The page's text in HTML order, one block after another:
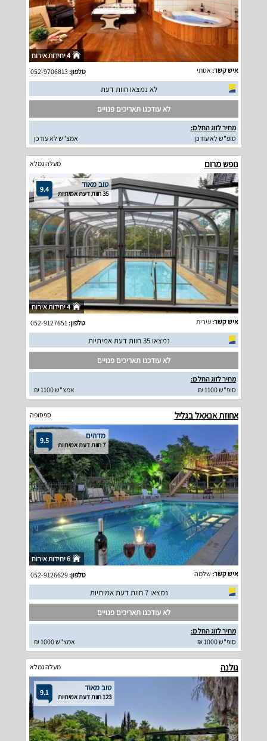
4 יחידות אירוח
איש קשר: אסתי טלפון:052-9706813
לא נמצאו חוות דעת
לא עודכנו תאריכים פנויים
מחיר לזוג החל מ:
סופ"ש לא עודכן
אמצ"ש לא עודכן
נופש מרום מעלה גמלא
9.4 טוב מאוד
35 חוות דעת אמיתיות
4 יחידות אירוח
איש קשר:עירית טלפון:052-9127651
נמצאו 35 חוות דעת אמיתיות
לא עודכנו תאריכים פנויים
מחיר לזוג החל מ:
סופ"ש 1100 ₪
אמצ"ש 1100 ₪
אחוזת אנאאל בגליל ספסופה
9.5 מדהים
7 חוות דעת אמיתיות
6 יחידות אירוח
איש קשר: שלמה טלפון:052-9126629
נמצאו 7 חוות דעת אמיתיות
לא עודכנו תאריכים פנויים
מחיר לזוג החל מ:
סופ"ש 1000 ₪
אמצ"ש 1000 ₪
גולנה מעלה גמלא
9.1 טוב מאוד
123 חוות דעת אמיתיות